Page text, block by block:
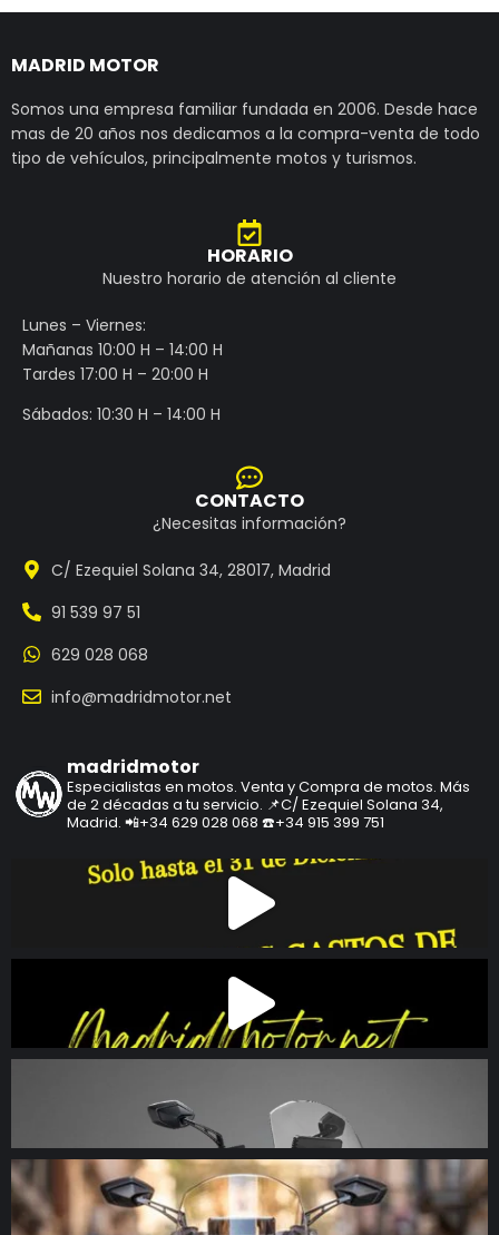
MADRID MOTOR
Somos una empresa familiar fundada en 2006. Desde hace
mas de 20 años nos dedicamos a la compra-venta de todo
tipo de vehículos, principalmente motos y turismos.
HORARIO
Nuestro horario de atención al cliente
Lunes – Viernes:
Mañanas 10:00 H – 14:00 H
Tardes 17:00 H – 20:00 H
Sábados: 10:30 H – 14:00 H
CONTACTO
¿Necesitas información?
C/ Ezequiel Solana 34, 28017, Madrid
91 539 97 51
629 028 068
info@madridmotor.net
madridmotor
Especialistas en motos. Venta y Compra de motos. Más
de 2 décadas a tu servicio. 📌C/ Ezequiel Solana 34,
Madrid. 📲+34 629 028 068 ☎️+34 915 399 751